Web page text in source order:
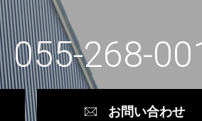
055-268-
お問い合わせ